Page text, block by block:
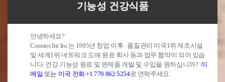
기능성 건강식품
안녕하세요?
Cosmos Int Inc는 1995년 창업 이후. 품질관리 미국1위 제조시설
및 세계1위 네트워크 도매 원료 회사 등과 업무 협약이 되어 있습
니다. 건강 기능성 원료 및 완제품 개발 및 수입을 원하십니까? 이
메일 또는 미국 전화 +1 770 862 5254로 연락주세요.